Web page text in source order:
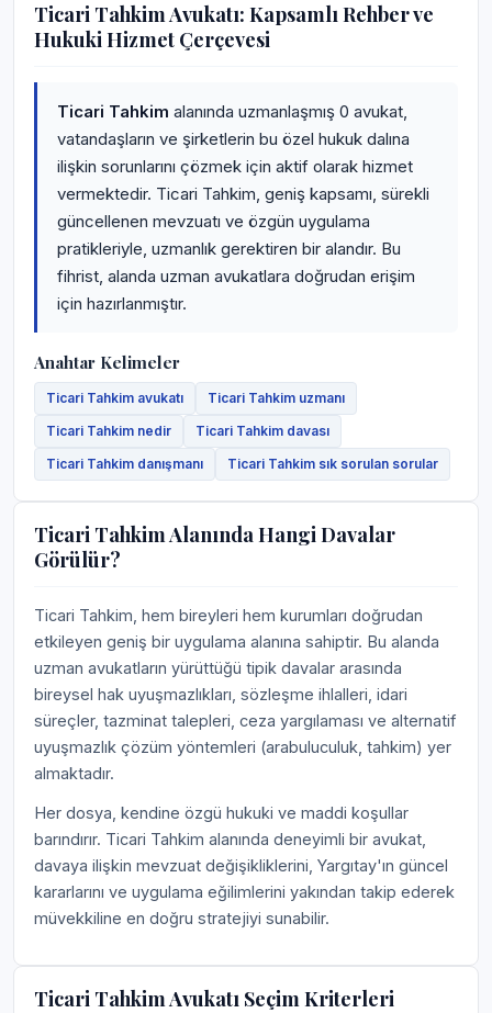
Ticari Tahkim Avukatı: Kapsamlı Rehber ve
Hukuki Hizmet Çerçevesi
Ticari Tahkim alanında uzmanlaşmış 0 avukat,
vatandaşların ve şirketlerin bu özel hukuk dalına
ilişkin sorunlarını çözmek için aktif olarak hizmet
vermektedir. Ticari Tahkim, geniş kapsamı, sürekli
güncellenen mevzuatı ve özgün uygulama
pratikleriyle, uzmanlık gerektiren bir alandır. Bu
fihrist, alanda uzman avukatlara doğrudan erişim
için hazırlanmıştır.
Anahtar Kelimeler
Ticari Tahkim avukatı
Ticari Tahkim uzmanı
Ticari Tahkim nedir
Ticari Tahkim davası
Ticari Tahkim danışmanı
Ticari Tahkim sık sorulan sorular
Ticari Tahkim Alanında Hangi Davalar
Görülür?
Ticari Tahkim, hem bireyleri hem kurumları doğrudan
etkileyen geniş bir uygulama alanına sahiptir. Bu alanda
uzman avukatların yürüttüğü tipik davalar arasında
bireysel hak uyuşmazlıkları, sözleşme ihlalleri, idari
süreçler, tazminat talepleri, ceza yargılaması ve alternatif
uyuşmazlık çözüm yöntemleri (arabuluculuk, tahkim) yer
almaktadır.
Her dosya, kendine özgü hukuki ve maddi koşullar
barındırır. Ticari Tahkim alanında deneyimli bir avukat,
davaya ilişkin mevzuat değişikliklerini, Yargıtay'ın güncel
kararlarını ve uygulama eğilimlerini yakından takip ederek
müvekkiline en doğru stratejiyi sunabilir.
Ticari Tahkim Avukatı Seçim Kriterleri